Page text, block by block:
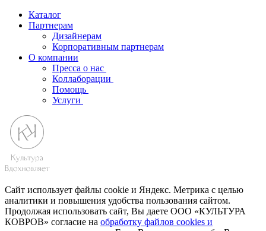
Каталог
Партнерам
Дизайнерам
Корпоративным партнерам
О компании
Пресса о нас
Коллаборации
Помощь
Услуги
Сайт использует файлы cookie и Яндекс. Метрика с целью
аналитики и повышения удобства пользования сайтом.
Продолжая использовать сайт, Вы даете ООО «КУЛЬТУРА
КОВРОВ» согласие на обработку файлов cookies и